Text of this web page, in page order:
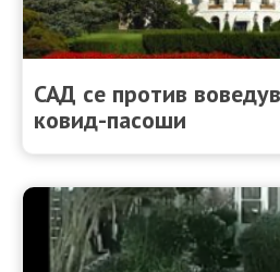
САД се против
ковид-пасоши